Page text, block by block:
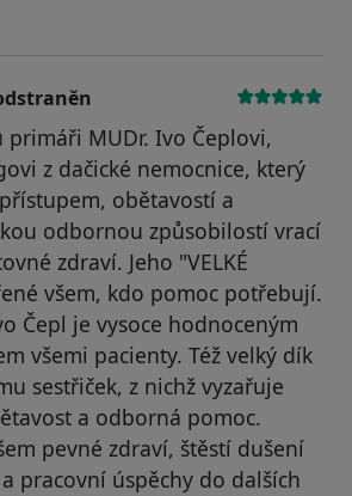
primáři MUDr. Ivo Čeplovi,
z dačické nemocnice, který
obětavostí a
odbornou způsobilostí vrací
zdraví. Jeho "VELKÉ
všem, kdo pomoc potřebují.
Čepl je vysoce hodnoceným
všemi pacienty. Též velký dík
sestřiček, z nichž vyzařuje
a odborná pomoc.
pevné zdraví, štěstí dušení
pracovní úspěchy do dalších